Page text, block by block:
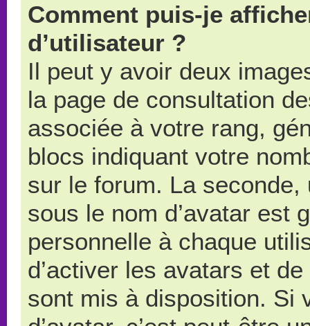
Comment puis-je
d’utilisateur ?
Il peut y avoir deux
la page de consultation
associée à votre rang,
blocs indiquant votre
sur le forum. La
sous le nom d’avatar est
personnelle à chaque
d’activer les avatars et
sont mis à disposition. Si